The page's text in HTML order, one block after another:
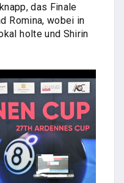
das Finale
Romina, wobei in
holte und Shirin